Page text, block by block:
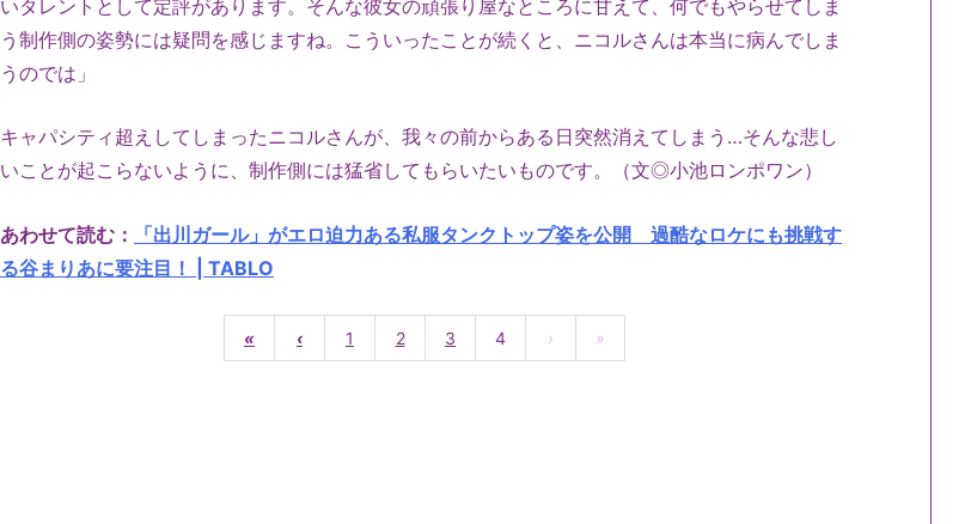
いタレントとして定評があります。そんな彼女の頑張り屋なところに甘えて、何でもやらせてしま
う制作側の姿勢には疑問を感じますね。こういったことが続くと、ニコルさんは本当に病んでしま
うのでは」
キャパシティ超えしてしまったニコルさんが、我々の前からある日突然消えてしまう…そんな悲し
いことが起こらないように、制作側には猛省してもらいたいものです。（文◎小池ロンポワン）
あわせて読む：
「出川ガール」がエロ迫力ある私服タンクトップ姿を公開 過酷なロケにも挑戦す
る谷まりあに要注目！ | TABLO
« ‹ 1 2 3 4 › »